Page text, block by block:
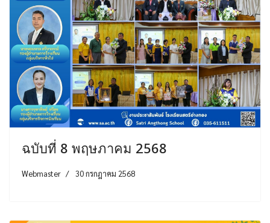
ฉบับที่ 8 พฤษภาคม 2568
Webmaster 30 กรกฎาคม 2568